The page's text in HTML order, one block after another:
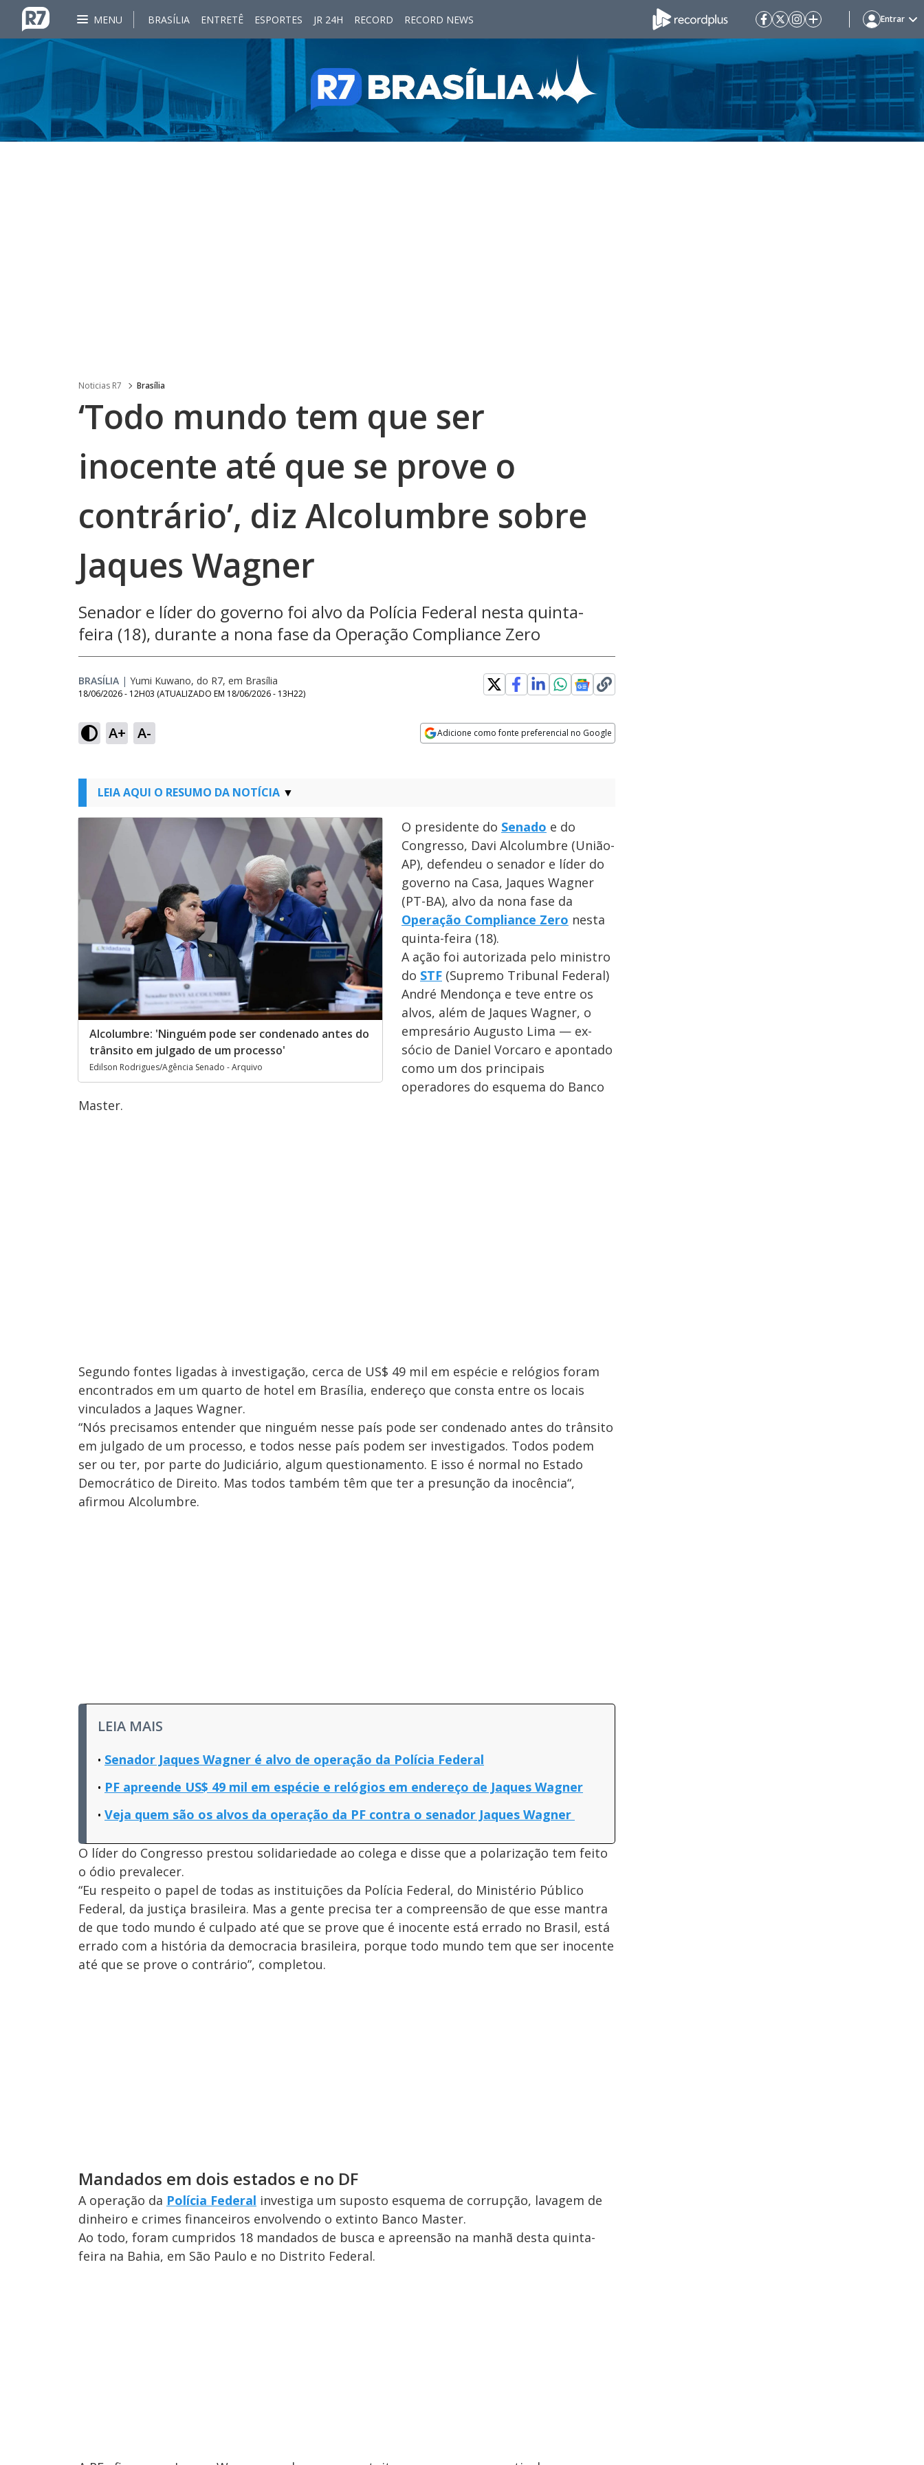
MENU BRASÍLIA ENTRETÊ ESPORTES JR 24H RECORD RECORD NEWS Entrar
Noticias R7 Brasília
‘Todo mundo tem que ser
inocente até que se prove o
contrário’, diz Alcolumbre sobre
Jaques Wagner
Senador e líder do governo foi alvo da Polícia Federal nesta quinta-
feira (18), durante a nona fase da Operação Compliance Zero
BRASÍLIA | Yumi Kuwano, do R7, em Brasília
18/06/2026 - 12H03 (ATUALIZADO EM 18/06/2026 - 13H22)
A+ A- Adicione como fonte preferencial no Google
LEIA AQUI O RESUMO DA NOTÍCIA
Alcolumbre: 'Ninguém pode ser condenado antes do
trânsito em julgado de um processo'
Edilson Rodrigues/Agência Senado - Arquivo
O presidente do Senado e do
Congresso, Davi Alcolumbre (União-
AP), defendeu o senador e líder do
governo na Casa, Jaques Wagner
(PT-BA), alvo da nona fase da
Operação Compliance Zero nesta
quinta-feira (18).
A ação foi autorizada pelo ministro
do STF (Supremo Tribunal Federal)
André Mendonça e teve entre os
alvos, além de Jaques Wagner, o
empresário Augusto Lima — ex-
sócio de Daniel Vorcaro e apontado
como um dos principais
operadores do esquema do Banco
Master.
Segundo fontes ligadas à investigação, cerca de US$ 49 mil em espécie e relógios foram
encontrados em um quarto de hotel em Brasília, endereço que consta entre os locais
vinculados a Jaques Wagner.
“Nós precisamos entender que ninguém nesse país pode ser condenado antes do trânsito
em julgado de um processo, e todos nesse país podem ser investigados. Todos podem
ser ou ter, por parte do Judiciário, algum questionamento. E isso é normal no Estado
Democrático de Direito. Mas todos também têm que ter a presunção da inocência“,
afirmou Alcolumbre.
LEIA MAIS
Senador Jaques Wagner é alvo de operação da Polícia Federal
PF apreende US$ 49 mil em espécie e relógios em endereço de Jaques Wagner
Veja quem são os alvos da operação da PF contra o senador Jaques Wagner
O líder do Congresso prestou solidariedade ao colega e disse que a polarização tem feito
o ódio prevalecer.
“Eu respeito o papel de todas as instituições da Polícia Federal, do Ministério Público
Federal, da justiça brasileira. Mas a gente precisa ter a compreensão de que esse mantra
de que todo mundo é culpado até que se prove que é inocente está errado no Brasil, está
errado com a história da democracia brasileira, porque todo mundo tem que ser inocente
até que se prove o contrário”, completou.
Mandados em dois estados e no DF
A operação da Polícia Federal investiga um suposto esquema de corrupção, lavagem de
dinheiro e crimes financeiros envolvendo o extinto Banco Master.
Ao todo, foram cumpridos 18 mandados de busca e apreensão na manhã desta quinta-
feira na Bahia, em São Paulo e no Distrito Federal.